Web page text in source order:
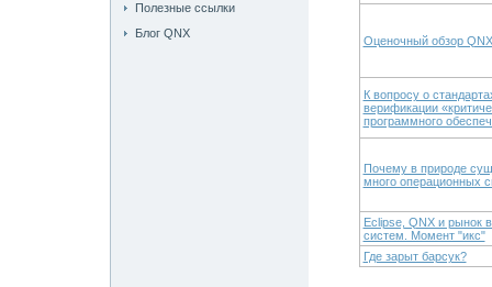
Полезные ссылки
Блог QNX
Оценочный обзор
К вопросу о
верификации
программного
Почему в природе
много операционных
Eclipse, QNX и рынок
систем. Момент "икс"
Где зарыт барсук?